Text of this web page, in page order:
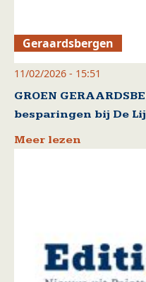
Geraardsbergen
11/02/2026 - 15:51
GROEN
besparingen bij De
Meer lezen